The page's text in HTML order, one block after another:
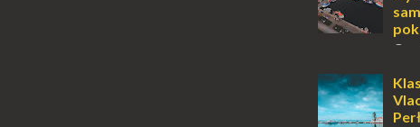
Locarno gwara...
zawsze mnie
kawałek ziemi
To zawsze